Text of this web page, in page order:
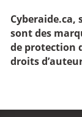
sont des
de protection
droits